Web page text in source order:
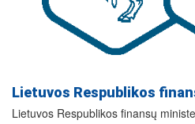
Lietuvos Respublikos
Lietuvos Respublikos finansų